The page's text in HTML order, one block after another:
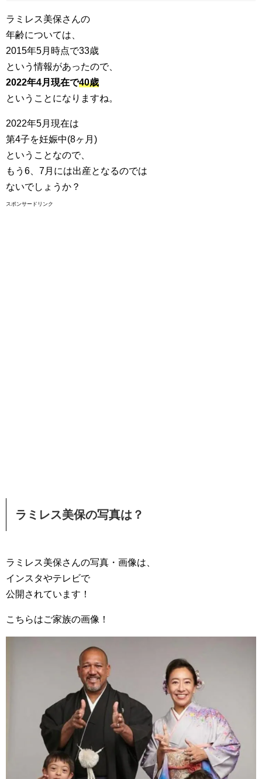
ラミレス美保さんの
年齢については、
2015年5月時点で33歳
という情報があったので、
2022年4月現在で40歳
ということになりますね。
2022年5月現在は
第4子を妊娠中(8ヶ月)
ということなので、
もう6、7月には出産となるのでは
ないでしょうか？
スポンサードリンク
ラミレス美保の写真は？
ラミレス美保さんの写真・画像は、
インスタやテレビで
公開されています！
こちらはご家族の画像！